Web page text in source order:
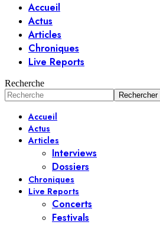
Accueil
Actus
Articles
Chroniques
Live Reports
Recherche
Accueil
Actus
Articles
Interviews
Dossiers
Chroniques
Live Reports
Concerts
Festivals